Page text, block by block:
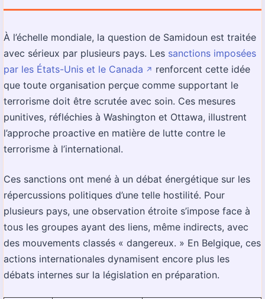
À l’échelle mondiale, la question de Samidoun est traitée
avec sérieux par plusieurs pays. Les sanctions imposées
par les États-Unis et le Canada ↗️ renforcent cette idée
que toute organisation perçue comme supportant le
terrorisme doit être scrutée avec soin. Ces mesures
punitives, réfléchies à Washington et Ottawa, illustrent
l’approche proactive en matière de lutte contre le
terrorisme à l’international.
Ces sanctions ont mené à un débat énergétique sur les
répercussions politiques d’une telle hostilité. Pour
plusieurs pays, une observation étroite s’impose face à
tous les groupes ayant des liens, même indirects, avec
des mouvements classés « dangereux. » En Belgique, ces
actions internationales dynamisent encore plus les
débats internes sur la législation en préparation.